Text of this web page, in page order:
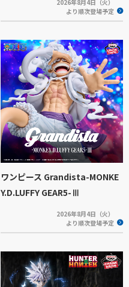
2026年8月4日（火）
より順次登場予定
ワンピース Grandista-MONKE
Y.D.LUFFY GEAR5-Ⅲ
2026年8月4日（火）
より順次登場予定